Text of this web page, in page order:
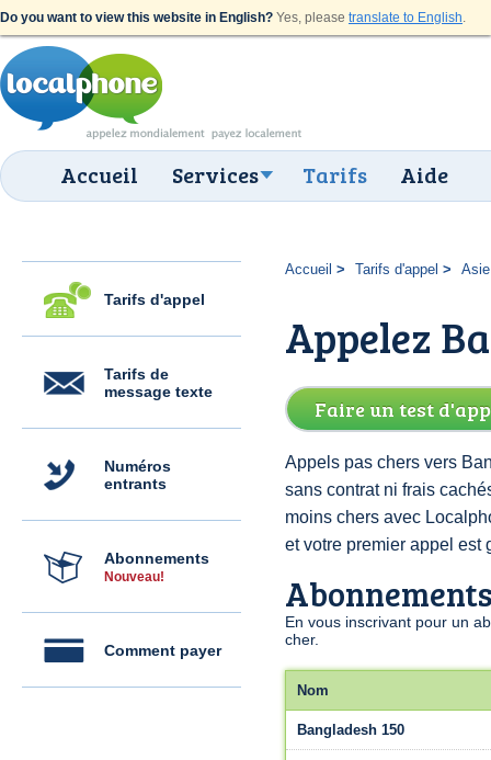
Do you want to view this website in English? Yes, please translate to English.
Accueil Services Tarifs Aide
Tarifs d'appel
Tarifs de
message texte
Numéros
entrants
Abonnements
Nouveau!
Comment payer
Accueil Tarifs d'appel Asie
Appelez
Faire un test
Appels pas chers vers
sans contrat ni frais
moins chers avec
et votre premier appel est
En vous inscrivant pour un
cher.
Nom
Bangladesh 150